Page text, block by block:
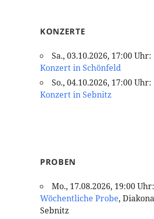
KONZERTE
Sa., 03.10.2026, 17:00 Uhr:
Konzert in Schönfeld
So., 04.10.2026, 17:00 Uhr:
Konzert in Sebnitz
PROBEN
Mo., 17.08.2026, 19:00 Uhr:
Wöchentliche Probe,
Sebnitz